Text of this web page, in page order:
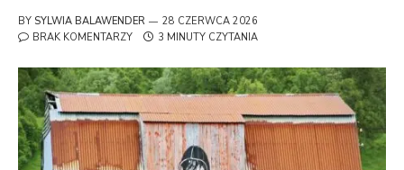
BY SYLWIA BALAWENDER
28 CZERWCA 2026
BRAK KOMENTARZY
3 MINUTY CZYTANIA